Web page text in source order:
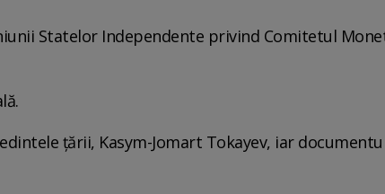
Statelor Independente privind Comitetul
țării, Kasym-Jomart Tokayev, iar